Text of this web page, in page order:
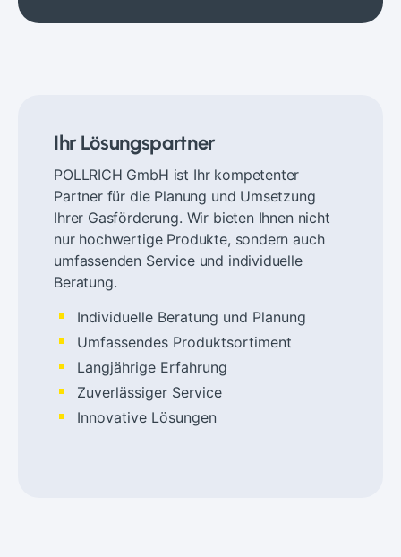
Ihr Lösungspartner
POLLRICH GmbH ist Ihr kompetenter
Partner für die Planung und Umsetzung
Ihrer Gasförderung. Wir bieten Ihnen nicht
nur hochwertige Produkte, sondern auch
umfassenden Service und individuelle
Beratung.
Individuelle Beratung und Planung
Umfassendes Produktsortiment
Langjährige Erfahrung
Zuverlässiger Service
Innovative Lösungen